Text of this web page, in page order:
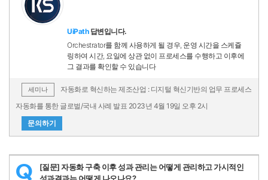
UiPath답변입니다.
Orchestrator를 함께 사용하게 될 경우, 운영 시간을 스케쥴
링하여 시간, 요일에 상관 없이 프로세스를 수행하고 이후에
그 결과를 확인할 수 있습니다
세미나
자동화로 혁신하는 제조산업 : 디지털 혁신기반의 업무 프로세스
자동화를 통한 글로벌/국내 사례 발표 2023년 4월 19일 오후 2시
문의하기
Q
[질문] 자동화 구축 이후 성과 관리는 어떻게 관리하고 가시적인
성과결과는 어떻게 나오나요?